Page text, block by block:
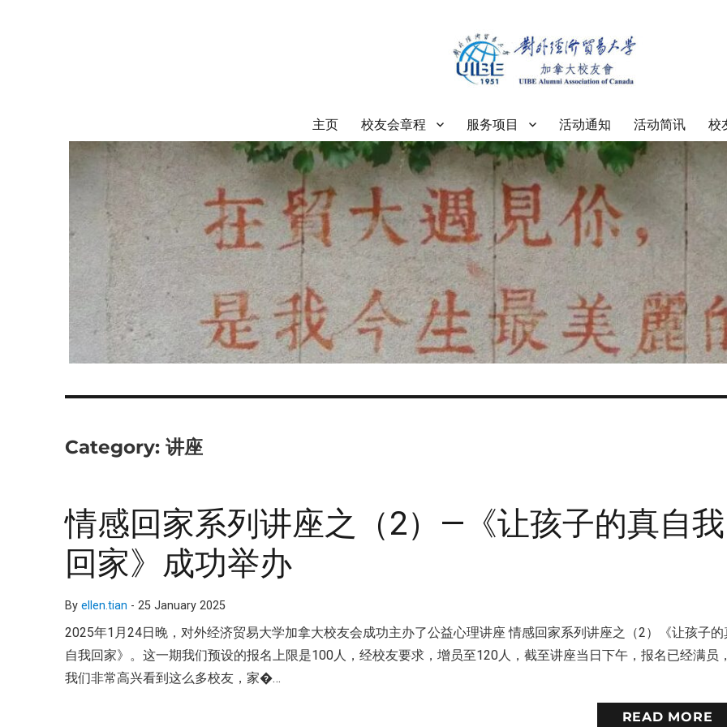
对外经济贸易大学加拿大校友会
主页 校友会章程 服务项目 活动通知 活动简讯 校
Category:讲座
情感回家系列讲座之（2）—《让孩子的真自我
回家》成功举办
Byellen.tian -25 January 2025
2025年1月24日晚，对外经济贸易大学加拿大校友会成功主办了公益心理讲座 情感回家系列讲座之（2）《让孩子的
自我回家》。这一期我们预设的报名上限是100人，经校友要求，增员至120人，截至讲座当日下午，报名已经满员
我们非常高兴看到这么多校友，家�…
READ MORE